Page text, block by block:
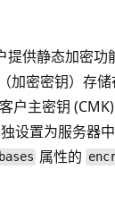
提供静态加密功
加密密钥）存
户主密钥
设置为服务器
属性的